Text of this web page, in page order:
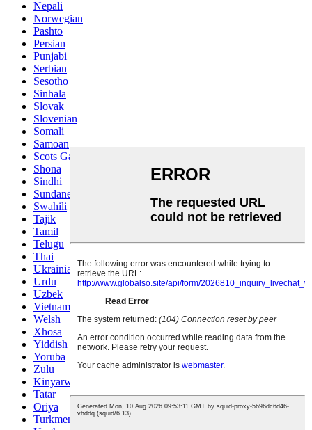
Nepali
Norwegian
Pashto
Persian
Punjabi
Serbian
Sesotho
Sinhala
Slovak
Slovenian
Somali
Samoan
Scots Gaelic
Shona
Sindhi
Sundanese
Swahili
Tajik
Tamil
Telugu
Thai
Ukrainian
Urdu
Uzbek
Vietnamese
Welsh
Xhosa
Yiddish
Yoruba
Zulu
Kinyarwanda
Tatar
Oriya
Turkmen